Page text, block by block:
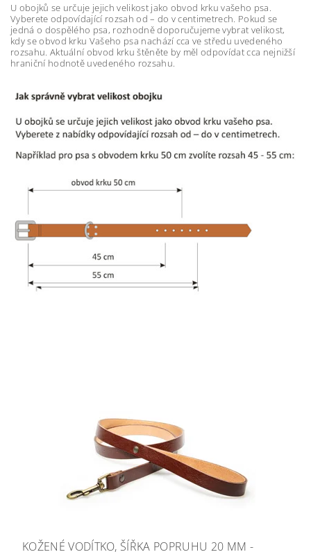
U obojků se určuje jejich velikost jako obvod krku vašeho psa.
Vyberete odpovídající rozsah od – do v centimetrech. Pokud se
jedná o dospělého psa, rozhodně doporučujeme vybrat velikost,
kdy se obvod krku Vašeho psa nachází cca ve středu uvedeného
rozsahu. Aktuální obvod krku štěněte by měl odpovídat cca nejnižší
hraniční hodnotě uvedeného rozsahu.
KOŽENÉ VODÍTKO, ŠÍŘKA POPRUHU 20 MM -